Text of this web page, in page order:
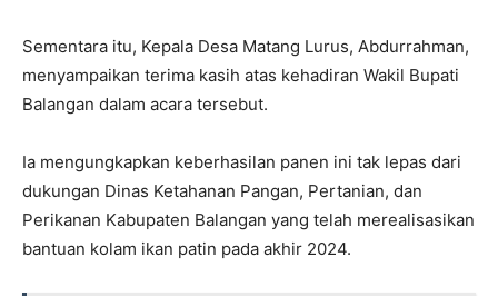
Sementara itu, Kepala Desa Matang Lurus, Abdurrahman,
menyampaikan terima kasih atas kehadiran Wakil Bupati
Balangan dalam acara tersebut.
Ia mengungkapkan keberhasilan panen ini tak lepas dari
dukungan Dinas Ketahanan Pangan, Pertanian, dan
Perikanan Kabupaten Balangan yang telah merealisasikan
bantuan kolam ikan patin pada akhir 2024.